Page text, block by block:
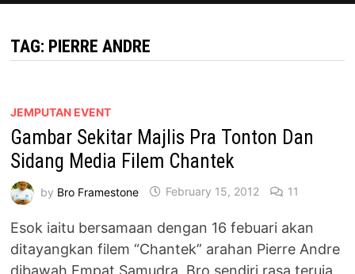
TAG: PIERRE ANDRE
JEMPUTAN EVENT
Gambar Sekitar Majlis Pra Tonton Dan
Sidang Media Filem Chantek
by Bro Framestone February 15, 2012 11
Esok iaitu bersamaan dengan 16 febuari akan
ditayangkan filem “Chantek” arahan Pierre Andre
dibawah Empat Samudra. Bro sendiri rasa teruja